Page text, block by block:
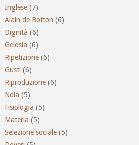
Inglese (7)
Alain de Botton (6)
Dignità (6)
Gelosia (6)
Ripetizione (6)
Gusti (6)
Riproduzione (6)
Noia (5)
Fisiologia (5)
Materia (5)
Selezione sociale (5)